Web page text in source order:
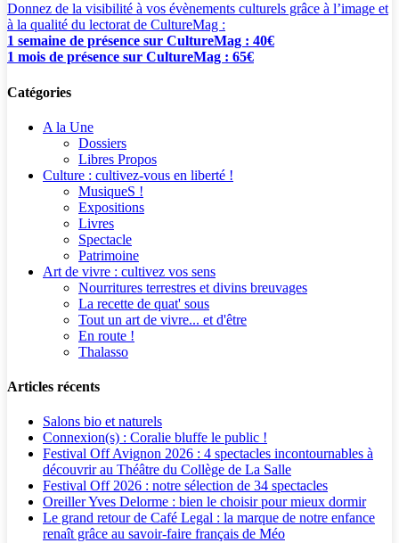
Donnez de la visibilité à vos évènements culturels grâce à l’image et
à la qualité du lectorat de CultureMag :
1 semaine de présence sur CultureMag : 40€
1 mois de présence sur CultureMag : 65€
Catégories
A la Une
Dossiers
Libres Propos
Culture : cultivez-vous en liberté !
MusiqueS !
Expositions
Livres
Spectacle
Patrimoine
Art de vivre : cultivez vos sens
Nourritures terrestres et divins breuvages
La recette de quat' sous
Tout un art de vivre... et d'être
En route !
Thalasso
Articles récents
Salons bio et naturels
Connexion(s) : Coralie bluffe le public !
Festival Off Avignon 2026 : 4 spectacles incontournables à
découvrir au Théâtre du Collège de La Salle
Festival Off 2026 : notre sélection de 34 spectacles
Oreiller Yves Delorme : bien le choisir pour mieux dormir
Le grand retour de Café Legal : la marque de notre enfance
renaît grâce au savoir-faire français de Méo